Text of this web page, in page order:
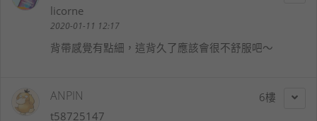
licorne
2020-01-11 12:17
背帶感覺有點細，這背久了應該會很不舒服吧～
6
ANPIN
t58725147